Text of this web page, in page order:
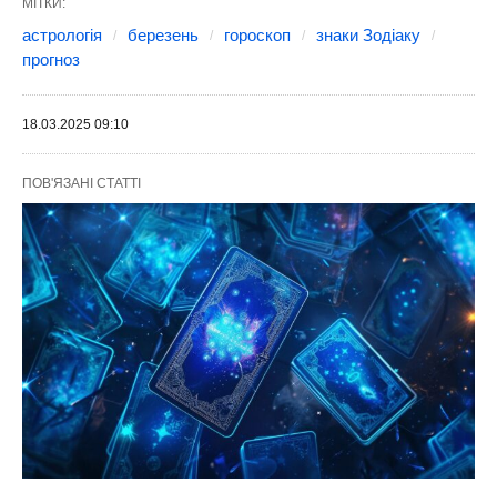
МІТКИ:
астрологія березень гороскоп
знаки Зодіаку
прогноз
18.03.2025 09:10
ПОВ'ЯЗАНІ СТАТТІ